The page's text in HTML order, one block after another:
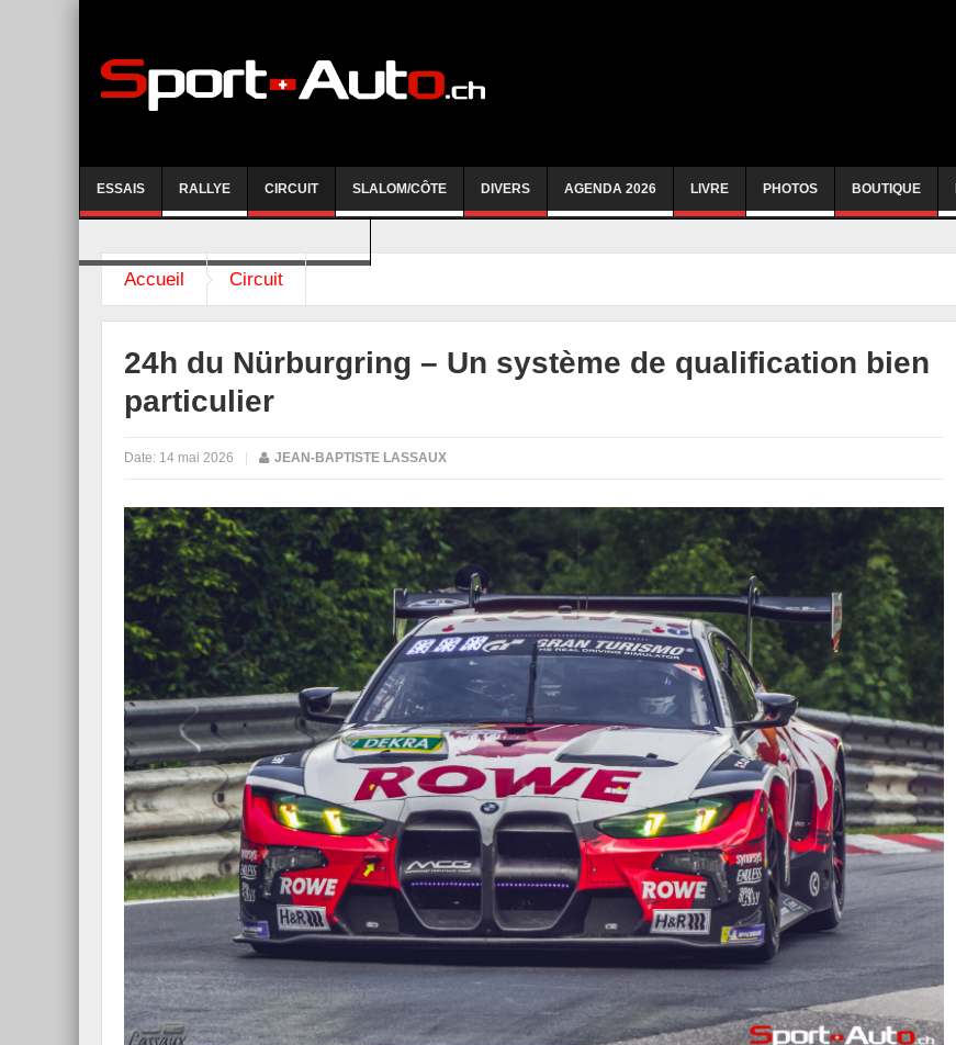
ESSAIS RALLYE CIRCUIT SLALOM/CÔTE DIVERS AGENDA 2026 LIVRE PHOTOS BOUTIQUE
Accueil Circuit
24h du Nürburgring – Un système de qualification bien
particulier
Date: 14 mai 2026 JEAN-BAPTISTE LASSAUX